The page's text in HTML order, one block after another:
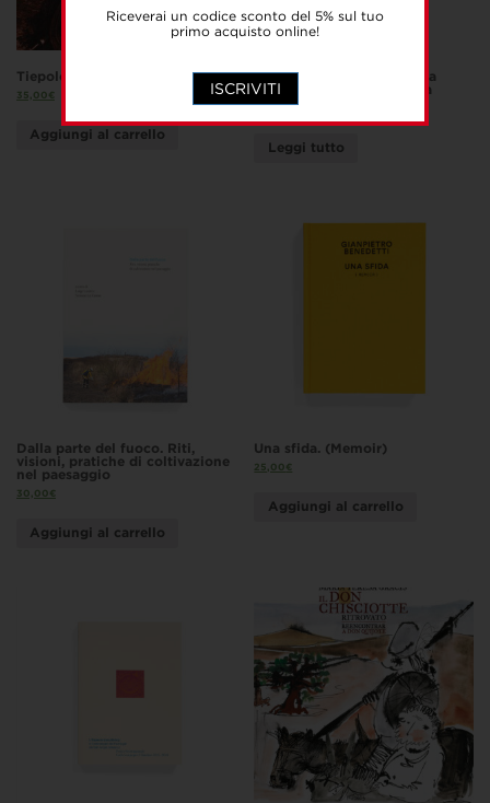
Riceverai un codice sconto del 5% sul tuo
primo acquisto online!
ISCRIVITI
Tiepolo, Piazzetta, Novelli
35,00€
Aggiungi al carrello
L’oro dipinto. El Greco e la
pittura tra Creta e Venezia
35,00€
Leggi tutto
Dalla parte del fuoco. Riti,
visioni, pratiche di coltivazione
nel paesaggio
30,00€
Aggiungi al carrello
Una sfida. (Memoir)
25,00€
Aggiungi al carrello